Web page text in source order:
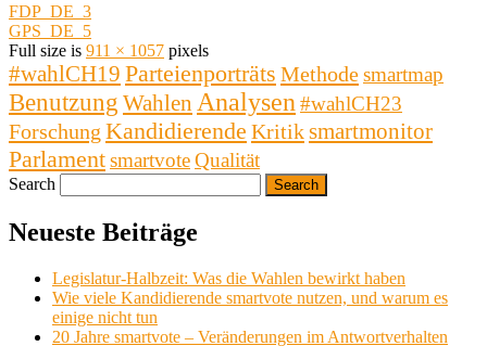
FDP_DE_3
GPS_DE_5
Full size is 911 × 1057 pixels
#wahlCH19 Parteienporträts Methodesmartmap
Benutzung Wahlen Analysen #wahlCH23
Forschung Kandidierende Kritiksmartmonitor
ParlamentsmartvoteQualität
Search
Neueste Beiträge
Legislatur-Halbzeit: Was die Wahlen bewirkt haben
Wie viele Kandidierende smartvote nutzen, und warum es
einige nicht tun
20 Jahre smartvote – Veränderungen im Antwortverhalten